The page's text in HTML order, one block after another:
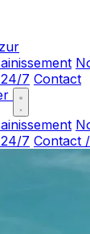
7 Contact
7 Contact